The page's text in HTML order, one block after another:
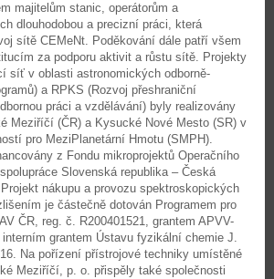
majitelům stanic, operátorům a
dlouhodobou a precizní práci, která
sítě CEMeNt. Poděkování dále patří všem
za podporu aktivit a růstu sítě. Projekty
síť v oblasti astronomických odborně-
a RPKS (Rozvoj přeshraniční
práci a vzdělávání) byly realizovány
Meziříčí (ČR) a Kysucké Nové Mesto (SR) v
pro MeziPlanetární Hmotu (SMPH).
z Fondu mikroprojektů Operačního
Slovenská republika – Česká
nákupu a provozu spektroskopických
je částečně dotován Programem pro
ČR, reg. č. R200401521, grantem APVV-
grantem Ústavu fyzikální chemie J.
Na pořízení přístrojové techniky umístěné
Meziříčí, p. o. přispěly také společnosti